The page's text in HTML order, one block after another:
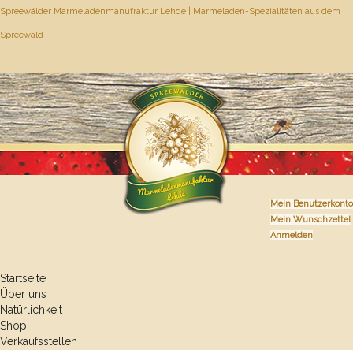
Spreewälder Marmeladenmanufraktur Lehde | Marmeladen-Spezialitäten aus dem
Spreewald
Mein Benutzerkonto
Mein Wunschzettel
Anmelden
Startseite
Über uns
Natürlichkeit
Shop
Verkaufsstellen